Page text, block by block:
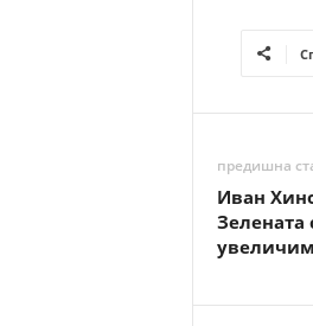
предишна
Иван
Зелената